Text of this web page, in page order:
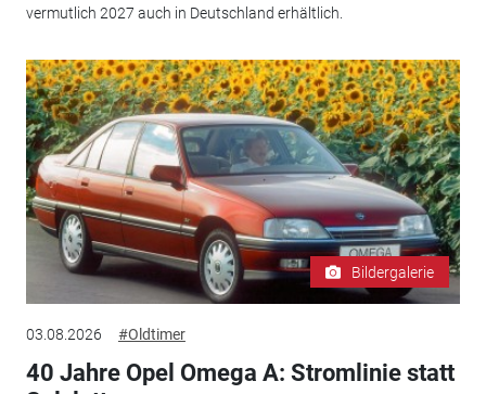
vermutlich 2027 auch in Deutschland erhältlich.
Bildergalerie
03.08.2026 #Oldtimer
40 Jahre Opel Omega A: Stromlinie statt